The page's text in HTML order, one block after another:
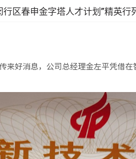
区春申金字塔人才计划”精英行
来好消息，公司总经理金左平凭借